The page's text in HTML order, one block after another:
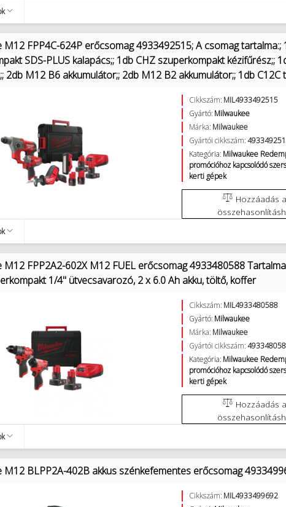
M12 FPP4C-624P erőcsomag 4933492515; A csomag
SDS-PLUS kalapács;; 1db CHZ szuperkompakt kézifűrész;;
2db M12 B6 akkumulátor;; 2db M12 B2 akkumulátor;; 1db C12C
Cikkszám: MIL4933492515
Gyártó: Milwaukee
Márka: Milwaukee
Gyártói cikkszám:
Kategória: Milwaukee
promócióhoz kapcsolódó
kerti gépek
M12 FPP2A2-602X M12 FUEL erőcsomag 4933480588
1/4" ütvecsavarozó, 2 x 6.0 Ah akku, töltő, koffer
Cikkszám: MIL4933480588
Gyártó: Milwaukee
Márka: Milwaukee
Gyártói cikkszám:
Kategória: Milwaukee
promócióhoz kapcsolódó
kerti gépek
M12 BLPP2A-402B akkus szénkefementes erőcsomag
Cikkszám: MIL4933499692